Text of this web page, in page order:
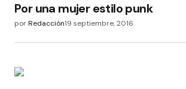
Por una mujer estilo punk
porRedacción19 septiembre, 2016